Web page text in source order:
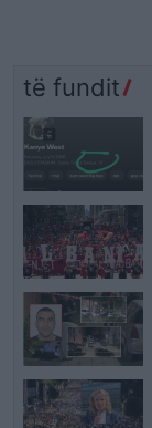
të fundit